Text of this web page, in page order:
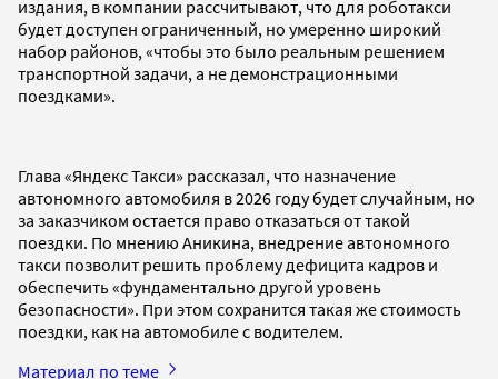
издания, в компании рассчитывают, что для роботакси
будет доступен ограниченный, но умеренно широкий
набор районов, «чтобы это было реальным решением
транспортной задачи, а не демонстрационными
поездками».
Глава «Яндекс Такси» рассказал, что назначение
автономного автомобиля в 2026 году будет случайным, но
за заказчиком остается право отказаться от такой
поездки. По мнению Аникина, внедрение автономного
такси позволит решить проблему дефицита кадров и
обеспечить «фундаментально другой уровень
безопасности». При этом сохранится такая же стоимость
поездки, как на автомобиле с водителем.
Материал по теме